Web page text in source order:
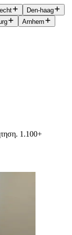
Den-haag
Arnhem
1.100+